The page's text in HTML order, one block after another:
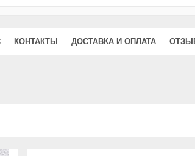
КОНТАКТЫ ДОСТАВКА И ОПЛАТА